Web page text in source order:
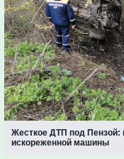
Жесткое ДТП под
искореженной машины